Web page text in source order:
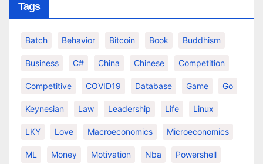
Tags
Batch Behavior Bitcoin Book Buddhism
Business C# China Chinese Competition
Competitive COVID19 Database Game Go
Keynesian Law Leadership Life Linux
LKY Love Macroeconomics Microeconomics
ML Money Motivation Nba Powershell